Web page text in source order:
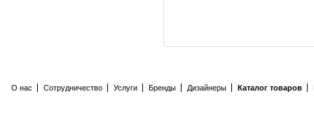
О нас Сотрудничество Услуги Бренды Дизайнеры Каталог товаров